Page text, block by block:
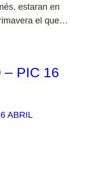
estaran en
el que…
– PIC 16